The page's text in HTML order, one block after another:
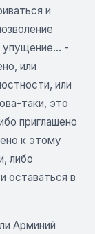
и
упущение... -
или
или
таки, это
приглашено
к этому
либо
оставаться в
Арминий